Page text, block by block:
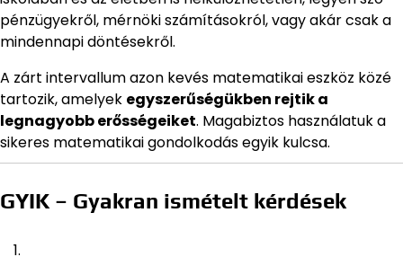
pénzügyekről, mérnöki számításokról, vagy akár csak a
mindennapi döntésekről.
A zárt intervallum azon kevés matematikai eszköz közé
tartozik, amelyek egyszerűségükben rejtik a
legnagyobb erősségeiket. Magabiztos használatuk a
sikeres matematikai gondolkodás egyik kulcsa.
GYIK – Gyakran ismételt kérdések